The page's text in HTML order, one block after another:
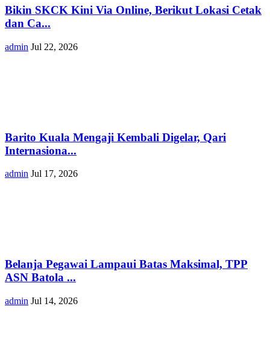
Bikin SKCK Kini Via Online, Berikut Lokasi Cetak
dan Ca...
admin Jul 22, 2026
Barito Kuala Mengaji Kembali Digelar, Qari
Internasiona...
admin Jul 17, 2026
Belanja Pegawai Lampaui Batas Maksimal, TPP
ASN Batola ...
admin Jul 14, 2026